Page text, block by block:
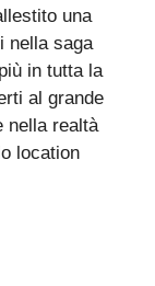
una
nella saga
in tutta la
al grande
nella realtà
location